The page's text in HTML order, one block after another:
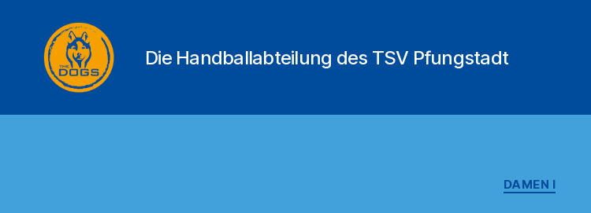
DOGS
Die Handballabteilung des TSV Pfungstadt
Kategorien
DAMEN I